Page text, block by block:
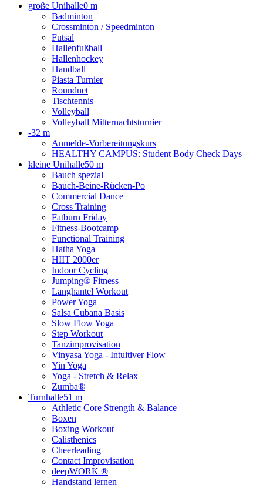
große Unihalle0 m
Badminton
Crossminton / Speedminton
Futsal
Hallenfußball
Hallenhockey
Handball
Piasta Turnier
Roundnet
Tischtennis
Volleyball
Volleyball Mitternachtsturnier
-32 m
Anmelde-Vorbereitungskurs
HEALTHY CAMPUS: Student Body Check Days
kleine Unihalle50 m
Bauch spezial
Bauch-Beine-Rücken-Po
Commercial Dance
Cross Training
Fatburn Friday
Fitness-Bootcamp
Functional Training
Hatha Yoga
HIIT 2000er
Indoor Cycling
Jumping® Fitness
Langhantel Workout
Power Yoga
Salsa Cubana Basis
Slow Flow Yoga
Step Workout
Tanzimprovisation
Vinyasa Yoga - Intuitiver Flow
Yin Yoga
Yoga - Stretch & Relax
Zumba®
Turnhalle51 m
Athletic Core Strength & Balance
Boxen
Boxing Workout
Calisthenics
Cheerleading
Contact Improvisation
deepWORK ®
Handstand lernen